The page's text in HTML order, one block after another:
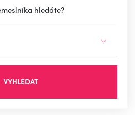
hledáte?
VYHLEDAT